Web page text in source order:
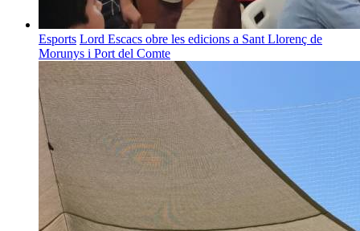
Esports Lord Escacs obre les edicions a Sant Llorenç de
Morunys i Port del Comte